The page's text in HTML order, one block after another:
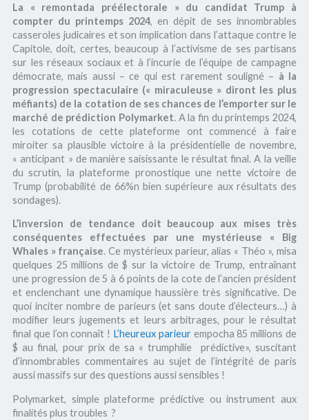
La « remontada préélectorale » du candidat Trump à
compter du printemps 2024, en dépit de ses innombrables
casseroles judicaires et son implication dans l’attaque contre le
Capitole, doit, certes, beaucoup à l’activisme de ses partisans
sur les réseaux sociaux et à l’incurie de l’équipe de campagne
démocrate, mais aussi – ce qui est rarement souligné – à la
progression spectaculaire (« miraculeuse » diront les plus
méfiants) de la cotation de ses chances de l’emporter sur le
marché de prédiction Polymarket. A la fin du printemps 2024,
les cotations de cette plateforme ont commencé à faire
miroiter sa plausible victoire à la présidentielle de novembre,
« anticipant » de manière saisissante le résultat final. A la veille
du scrutin, la plateforme pronostique une nette victoire de
Trump (probabilité de 66%n bien supérieure aux résultats des
sondages).
L’inversion de tendance doit beaucoup aux mises très
conséquentes effectuées par une mystérieuse « Big
Whales » française. Ce mystérieux parieur, alias « Théo », misa
quelques 25 millions de $ sur la victoire de Trump, entraînant
une progression de 5 à 6 points de la cote de l’ancien président
et enclenchant une dynamique haussière très significative. De
quoi inciter nombre de parieurs (et sans doute d’électeurs…) à
modifier leurs jugements et leurs arbitrages, pour le résultat
final que l’on connaît ! L’heureux parieurempocha 85 millions de
$ au final, pour prix de sa « trumphilie prédictive», suscitant
d’innombrables commentaires au sujet de l’intégrité de paris
aussi massifs sur des questions aussi sensibles !
Polymarket, simple plateforme prédictive ou instrument aux
finalités plus troubles ?